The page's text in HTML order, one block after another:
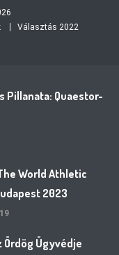
Választás 2022
Pillanata: Quaestor-
World Athletic
2023
Ördög Ügyvédje